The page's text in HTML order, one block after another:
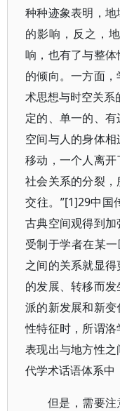
种种迹象表明，
的影响，反之，
响，也有了与整
的倾向。一方面
术思想与时空关系
定的、单一的、有
空间与人的身体
移动，一个人离
社会关系的分裂
交往。”[1]29中国
古典空间观得到
受制于学者在某
之间的关系就显
的发展、转移而
派的新发展和新
性特征时，所谓
表现出与地方性
代学术话语体系中
但是，需要